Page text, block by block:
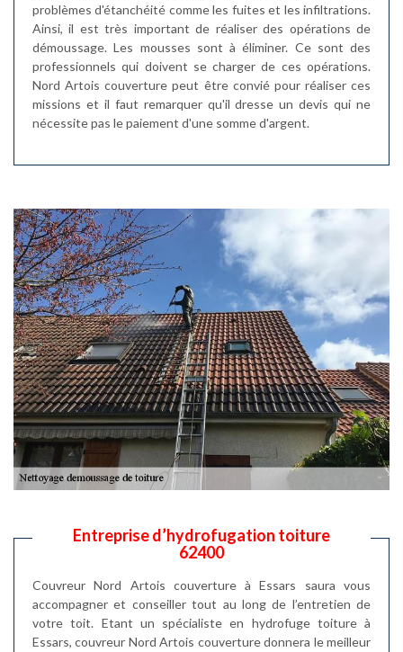
problèmes d'étanchéité comme les fuites et les infiltrations.
Ainsi, il est très important de réaliser des opérations de
démoussage. Les mousses sont à éliminer. Ce sont des
professionnels qui doivent se charger de ces opérations.
Nord Artois couverture peut être convié pour réaliser ces
missions et il faut remarquer qu'il dresse un devis qui ne
nécessite pas le paiement d'une somme d'argent.
Entreprise d’hydrofugation toiture
62400
Couvreur Nord Artois couverture à Essars saura vous
accompagner et conseiller tout au long de l’entretien de
votre toit. Etant un spécialiste en hydrofuge toiture à
Essars, couvreur Nord Artois couverture donnera le meilleur